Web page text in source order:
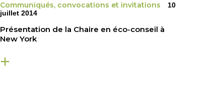
Communiqués, convocations et invitations
10
juillet 2014
Présentation de la Chaire en éco-conseil à
New York